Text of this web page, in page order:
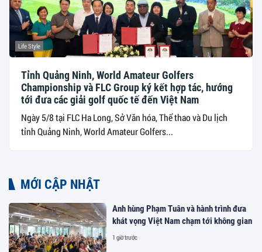
Life Style
Tỉnh Quảng Ninh, World Amateur Golfers
Championship và FLC Group ký kết hợp tác, hướng
tới đưa các giải golf quốc tế đến Việt Nam
Ngày 5/8 tại FLC Ha Long, Sở Văn hóa, Thể thao và Du lịch
tỉnh Quảng Ninh, World Amateur Golfers...
MỚI CẬP NHẬT
Anh hùng Phạm Tuân và hành trình đưa
khát vọng Việt Nam chạm tới không gian
1 giờ trước